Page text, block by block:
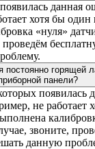
данная
хотя бы один
«нуля»
постоянно горящей
панели?
появилась
не работает
звоните,
данную